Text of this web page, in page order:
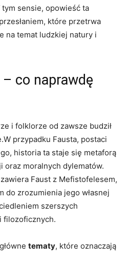
sensie, opowieść ta
które przetrwa
na temat ludzkiej natury i
– co naprawdę
i folklorze od zawsze budził
przypadku Fausta, postaci
historia ta staje się metaforą
oraz moralnych dylematów.
Faust z Mefistofelesem,
do zrozumienia jego własnej
szerszych
filozoficznych.
tematy, które oznaczają